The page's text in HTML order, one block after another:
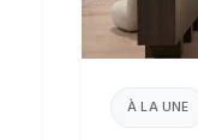
À LA UNE